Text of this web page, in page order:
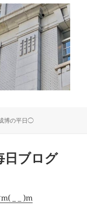
博の平日◯
日ブログ
_ _ )m